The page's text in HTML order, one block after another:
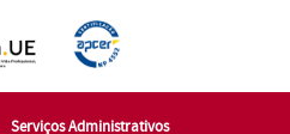
Serviços Administrativos